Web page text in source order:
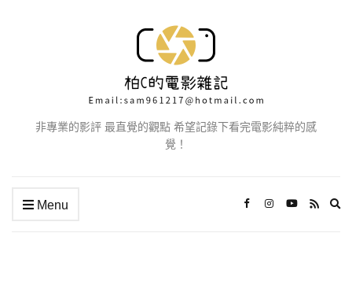
非專業的影評 最直覺的觀點 希望記錄下看完電影純粹的感
覺！
Menu